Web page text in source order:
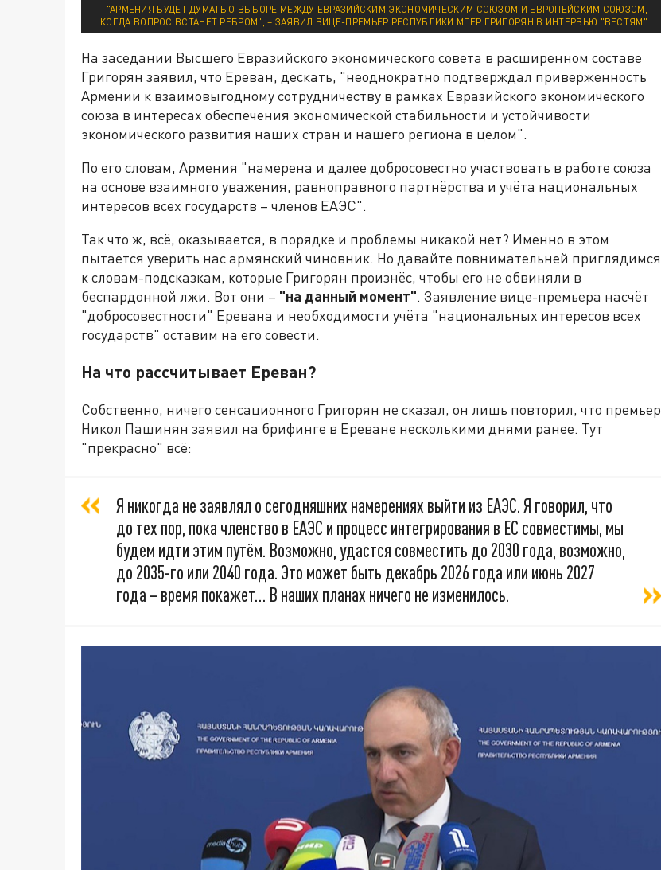
"АРМЕНИЯ БУДЕТ ДУМАТЬ О ВЫБОРЕ МЕЖДУ ЕВРАЗИЙСКИМ ЭКОНОМИЧЕСКИМ СОЮЗОМ И ЕВРОПЕЙСКИМ СОЮЗОМ,
КОГДА ВОПРОС ВСТАНЕТ РЕБРОМ", – ЗАЯВИЛ ВИЦЕ-ПРЕМЬЕР РЕСПУБЛИКИ МГЕР ГРИГОРЯН В ИНТЕРВЬЮ "ВЕСТЯМ"
На заседании Высшего Евразийского экономического совета в расширенном составе
Григорян заявил, что Ереван, дескать, "неоднократно подтверждал приверженность
Армении к взаимовыгодному сотрудничеству в рамках Евразийского экономического
союза в интересах обеспечения экономической стабильности и устойчивости
экономического развития наших стран и нашего региона в целом".
По его словам, Армения "намерена и далее добросовестно участвовать в работе союза
на основе взаимного уважения, равноправного партнёрства и учёта национальных
интересов всех государств – членов ЕАЭС".
Так что ж, всё, оказывается, в порядке и проблемы никакой нет? Именно в этом
пытается уверить нас армянский чиновник. Но давайте повнимательней приглядимся
к словам-подсказкам, которые Григорян произнёс, чтобы его не обвиняли в
беспардонной лжи. Вот они – "на данный момент". Заявление вице-премьера насчёт
"добросовестности" Еревана и необходимости учёта "национальных интересов всех
государств" оставим на его совести.
На что рассчитывает Ереван?
Собственно, ничего сенсационного Григорян не сказал, он лишь повторил, что премьер
Никол Пашинян заявил на брифинге в Ереване несколькими днями ранее. Тут
"прекрасно" всё:
Я никогда не заявлял о сегодняшних намерениях выйти из ЕАЭС. Я говорил, что
до тех пор, пока членство в ЕАЭС и процесс интегрирования в ЕС совместимы, мы
будем идти этим путём. Возможно, удастся совместить до 2030 года, возможно,
до 2035-го или 2040 года. Это может быть декабрь 2026 года или июнь 2027
года – время покажет… В наших планах ничего не изменилось.